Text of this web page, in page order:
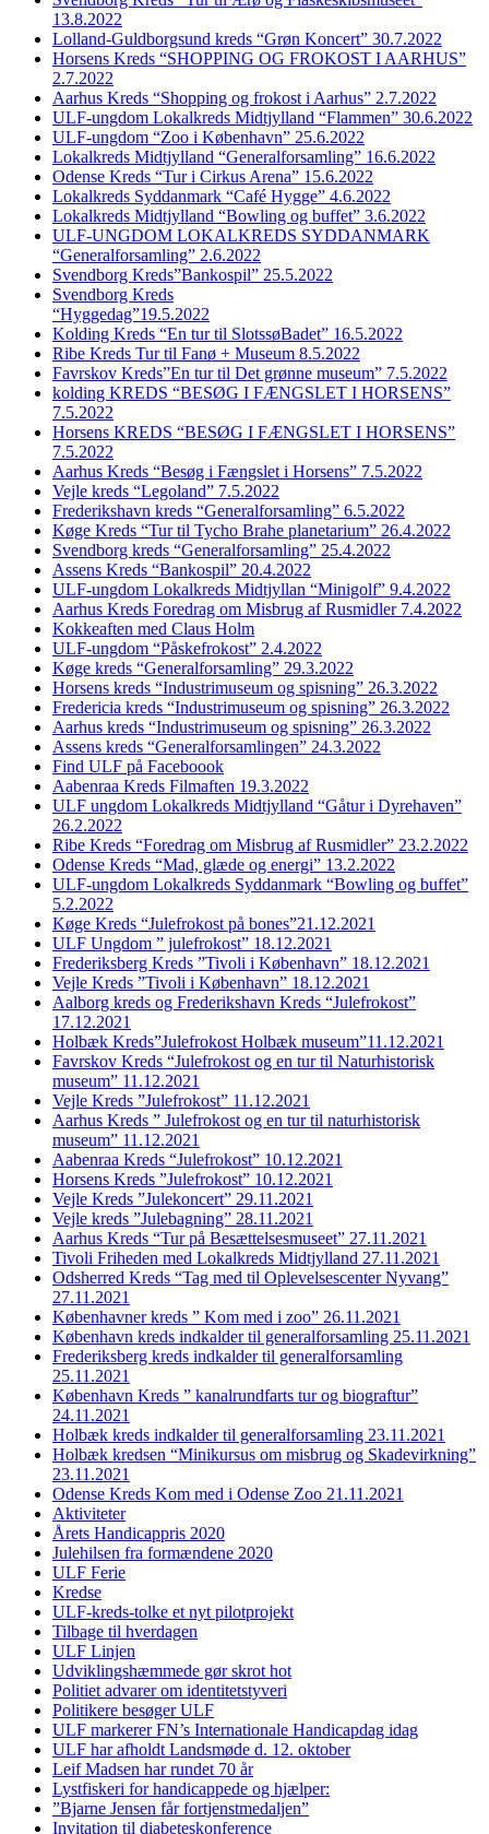
13.8.2022
Lolland-Guldborgsund kreds “Grøn Koncert” 30.7.2022
Horsens Kreds “SHOPPING OG FROKOST I AARHUS”
2.7.2022
Aarhus Kreds “Shopping og frokost i Aarhus” 2.7.2022
ULF-ungdom Lokalkreds Midtjylland “Flammen” 30.6.2022
ULF-ungdom “Zoo i København” 25.6.2022
Lokalkreds Midtjylland “Generalforsamling” 16.6.2022
Odense Kreds “Tur i Cirkus Arena” 15.6.2022
Lokalkreds Syddanmark “Café Hygge” 4.6.2022
Lokalkreds Midtjylland “Bowling og buffet” 3.6.2022
ULF-UNGDOM LOKALKREDS SYDDANMARK
“Generalforsamling” 2.6.2022
Svendborg Kreds”Bankospil” 25.5.2022
Svendborg Kreds
“Hyggedag”19.5.2022
Kolding Kreds “En tur til SlotssøBadet” 16.5.2022
Ribe Kreds Tur til Fanø + Museum 8.5.2022
Favrskov Kreds”En tur til Det grønne museum” 7.5.2022
kolding KREDS “BESØG I FÆNGSLET I HORSENS”
7.5.2022
Horsens KREDS “BESØG I FÆNGSLET I HORSENS”
7.5.2022
Aarhus Kreds “Besøg i Fængslet i Horsens” 7.5.2022
Vejle kreds “Legoland” 7.5.2022
Frederikshavn kreds “Generalforsamling” 6.5.2022
Køge Kreds “Tur til Tycho Brahe planetarium” 26.4.2022
Svendborg kreds “Generalforsamling” 25.4.2022
Assens Kreds “Bankospil” 20.4.2022
ULF-ungdom Lokalkreds Midtjyllan “Minigolf” 9.4.2022
Aarhus Kreds Foredrag om Misbrug af Rusmidler 7.4.2022
Kokkeaften med Claus Holm
ULF-ungdom “Påskefrokost” 2.4.2022
Køge kreds “Generalforsamling” 29.3.2022
Horsens kreds “Industrimuseum og spisning” 26.3.2022
Fredericia kreds “Industrimuseum og spisning” 26.3.2022
Aarhus kreds “Industrimuseum og spisning” 26.3.2022
Assens kreds “Generalforsamlingen” 24.3.2022
Find ULF på Faceboook
Aabenraa Kreds Filmaften 19.3.2022
ULF ungdom Lokalkreds Midtjylland “Gåtur i Dyrehaven”
26.2.2022
Ribe Kreds “Foredrag om Misbrug af Rusmidler” 23.2.2022
Odense Kreds “Mad, glæde og energi” 13.2.2022
ULF-ungdom Lokalkreds Syddanmark “Bowling og buffet”
5.2.2022
Køge Kreds “Julefrokost på bones”21.12.2021
ULF Ungdom ” julefrokost” 18.12.2021
Frederiksberg Kreds ”Tivoli i København” 18.12.2021
Vejle Kreds ”Tivoli i København” 18.12.2021
Aalborg kreds og Frederikshavn Kreds “Julefrokost”
17.12.2021
Holbæk Kreds”Julefrokost Holbæk museum”11.12.2021
Favrskov Kreds “Julefrokost og en tur til Naturhistorisk
museum” 11.12.2021
Vejle Kreds ”Julefrokost” 11.12.2021
Aarhus Kreds ” Julefrokost og en tur til naturhistorisk
museum” 11.12.2021
Aabenraa Kreds “Julefrokost” 10.12.2021
Horsens Kreds ”Julefrokost” 10.12.2021
Vejle Kreds ”Julekoncert” 29.11.2021
Vejle kreds ”Julebagning” 28.11.2021
Aarhus Kreds “Tur på Besættelsesmuseet” 27.11.2021
Tivoli Friheden med Lokalkreds Midtjylland 27.11.2021
Odsherred Kreds “Tag med til Oplevelsescenter Nyvang”
27.11.2021
Københavner kreds ” Kom med i zoo” 26.11.2021
København kreds indkalder til generalforsamling 25.11.2021
Frederiksberg kreds indkalder til generalforsamling
25.11.2021
København Kreds ” kanalrundfarts tur og biograftur”
24.11.2021
Holbæk kreds indkalder til generalforsamling 23.11.2021
Holbæk kredsen “Minikursus om misbrug og Skadevirkning”
23.11.2021
Odense Kreds Kom med i Odense Zoo 21.11.2021
Aktiviteter
Årets Handicappris 2020
Julehilsen fra formændene 2020
ULF Ferie
Kredse
ULF-kreds-tolke et nyt pilotprojekt
Tilbage til hverdagen
ULF Linjen
Udviklingshæmmede gør skrot hot
Politiet advarer om identitetstyveri
Politikere besøger ULF
ULF markerer FN’s Internationale Handicapdag idag
ULF har afholdt Landsmøde d. 12. oktober
Leif Madsen har rundet 70 år
Lystfiskeri for handicappede og hjælper:
”Bjarne Jensen får fortjenstmedaljen”
Invitation til diabeteskonference